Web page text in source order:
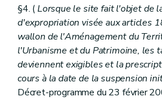
§4. (Lorsque le site fait l'objet de
d'expropriation visée aux articles
wallon de l'Aménagement du
l'Urbanisme et du Patrimoine, les
deviennent exigibles et la
cours à la date de la suspension
Décret-programme du 23 février